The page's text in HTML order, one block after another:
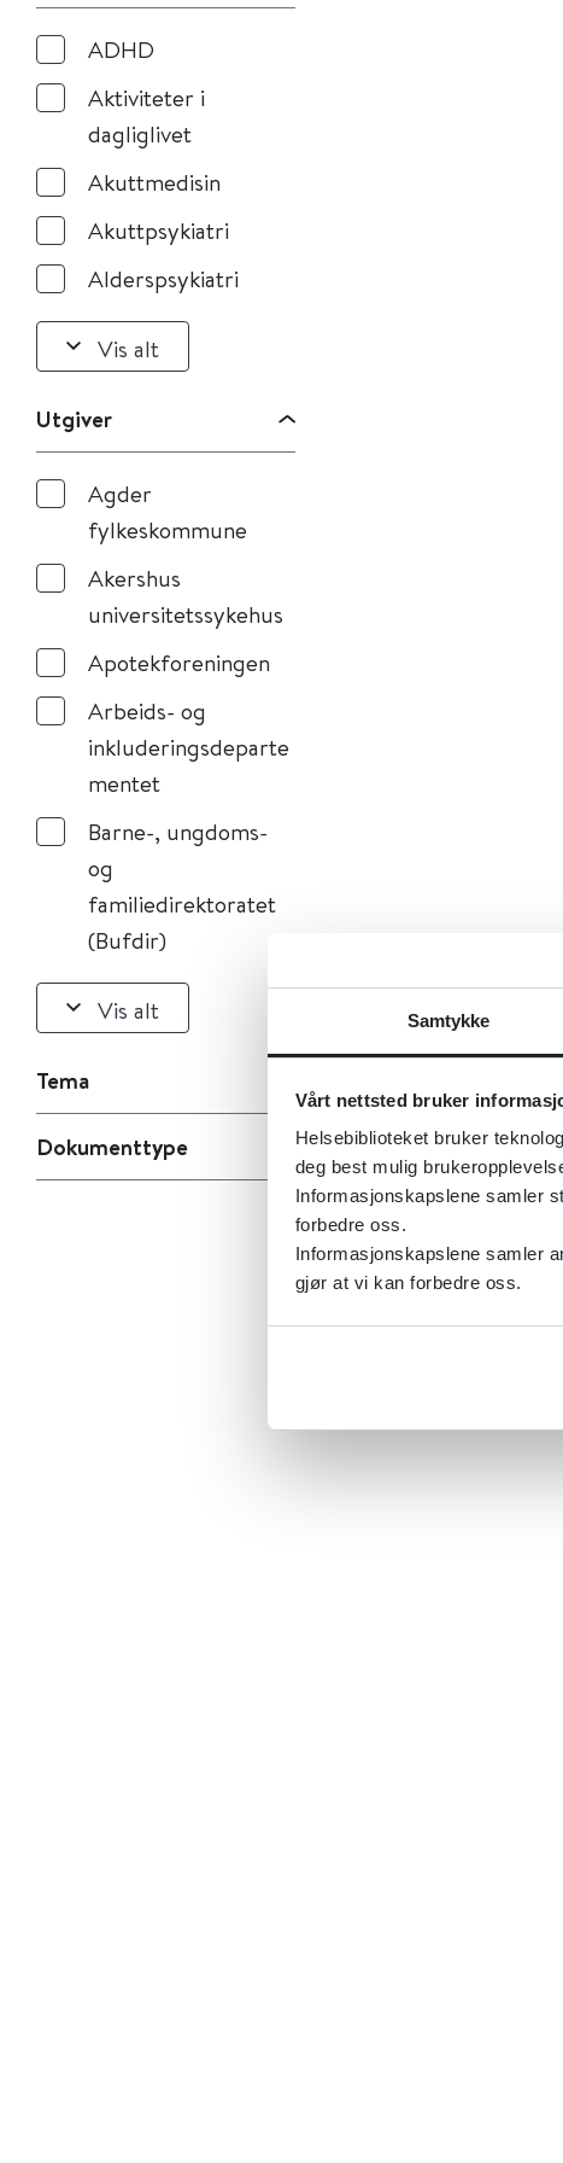
Samtykke
Vårt nettsted bruker
Helsebiblioteket bruker
deg best mulig
Informasjonskapslene samler
forbedre oss.
Informasjonskapslene samler
gjør at vi kan forbedre oss.
ADHD
Aktiviteter i
dagliglivet
Akuttmedisin
Akuttpsykiatri
Alderspsykiatri
Vis alt
Utgiver
Agder
fylkeskommune
Akershus
universitetssykehus
Apotekforeningen
Arbeids- og
inkluderingsdeparte
mentet
Barne-, ungdoms-
og
familiedirektoratet
(Bufdir)
Vis alt
Tema
Dokumenttype